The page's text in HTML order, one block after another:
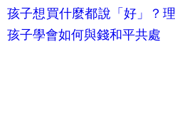
孩子想買什麼都說「好」？
孩子學會如何與錢和平共處